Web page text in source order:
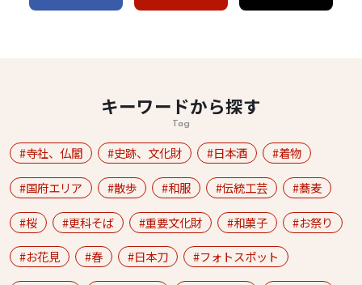
キーワードから探す
Tag
寺社、仏閣 史跡、文化財 日本酒 着物
国府エリア 散歩 和服 伝統工芸 蕎麦
桜 更科そば 重要文化財 和菓子 お祭り
お花見 春 日本刀 フォトスポット